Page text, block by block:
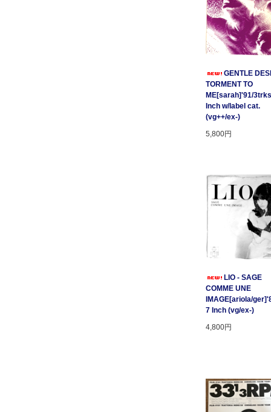
GENTLE
TORMENT TO
ME[sarah]'91/
Inch w/label cat.
(vg++/ex-)
5,800円
LIO - SAGE
COMME UNE
IMAGE[ariola/
7 Inch (vg/ex-)
4,800円